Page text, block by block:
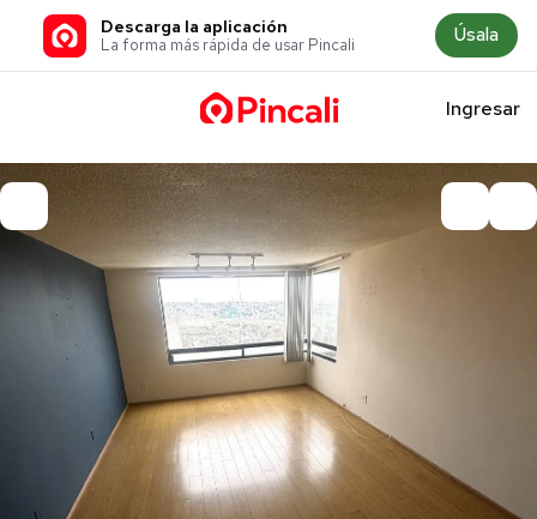
Descarga la aplicación
La forma más rápida de usar Pincali Úsala
Ingresar